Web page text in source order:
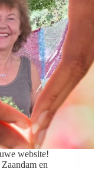
website!
en